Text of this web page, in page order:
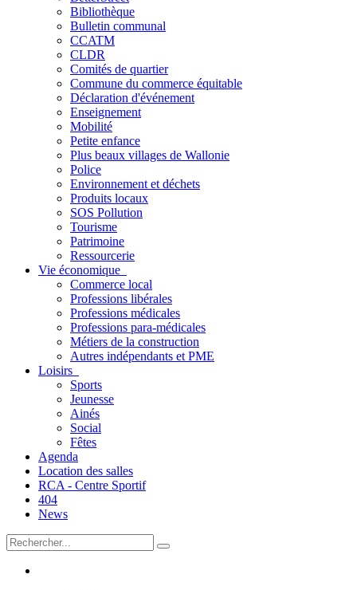
Bibliothèque
Bulletin communal
CCATM
CLDR
Comités de quartier
Commune du commerce équitable
Déclaration d'événement
Enseignement
Mobilité
Petite enfance
Plus beaux villages de Wallonie
Police
Environnement et déchets
Produits locaux
SOS Pollution
Tourisme
Patrimoine
Ressourcerie
Vie économique
Commerce local
Professions libérales
Professions médicales
Professions para-médicales
Métiers de la construction
Autres indépendants et PME
Loisirs
Sports
Jeunesse
Ainés
Social
Fêtes
Agenda
Location des salles
RCA - Centre Sportif
404
News